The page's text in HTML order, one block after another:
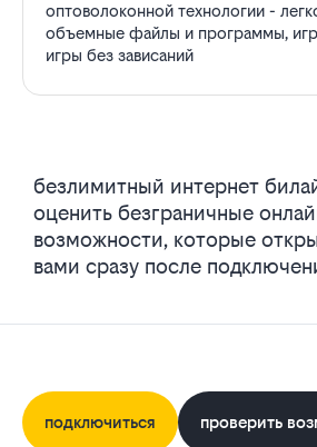
оптоволоконной технологии -
объемные файлы и программы,
игры без зависаний
безлимитный интернет
оценить безграничные
возможности, которые
вами сразу после
подключиться проверить